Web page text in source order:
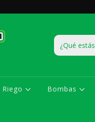
Riego Bombas